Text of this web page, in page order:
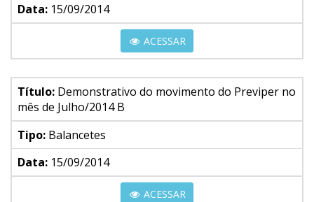
Data: 15/09/2014
ACESSAR
Título: Demonstrativo do movimento do Previper no
mês de Julho/2014 B
Tipo: Balancetes
Data: 15/09/2014
ACESSAR